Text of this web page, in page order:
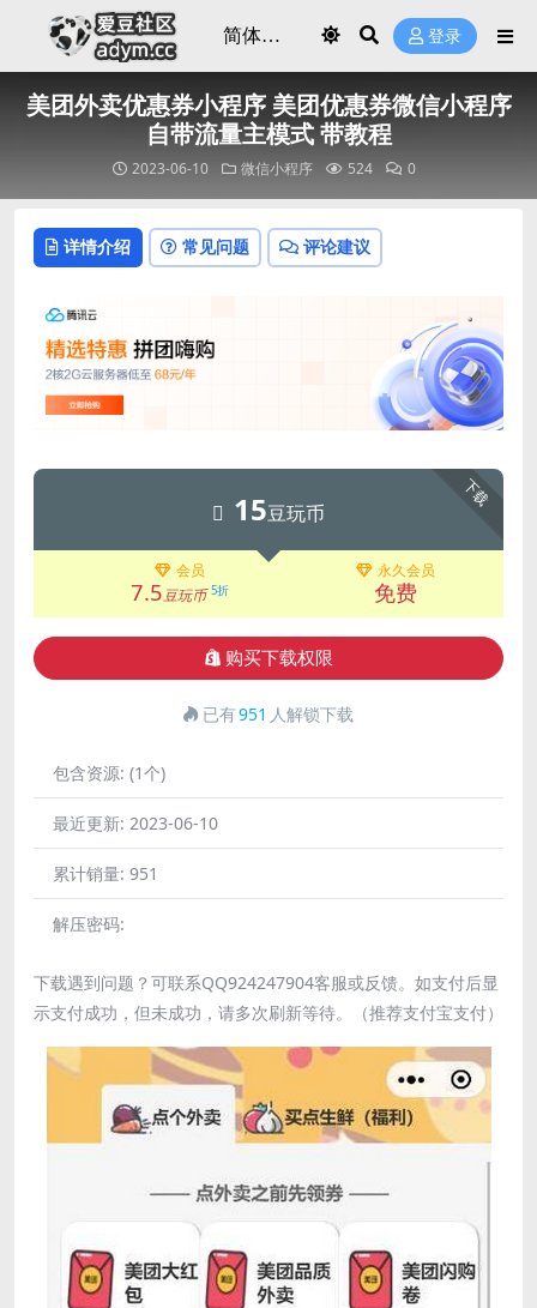
登录
美团外卖优惠券小程序 美团优惠券微信小程序
自带流量主模式 带教程
2023-06-10 微信小程序 524 0
详情介绍 常见问题 评论建议
下载
15豆玩币
会员
7.5豆玩币 5折
永久会员
免费
购买下载权限
已有951 人解锁下载
包含资源: (1个)
最近更新: 2023-06-10
累计销量: 951
解压密码:
下载遇到问题？可联系QQ924247904客服或反馈。如支付后显
示支付成功，但未成功，请多次刷新等待。（推荐支付宝支付）